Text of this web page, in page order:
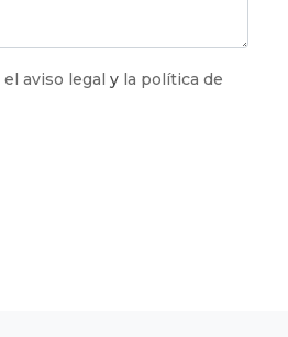
el aviso legal y la política de